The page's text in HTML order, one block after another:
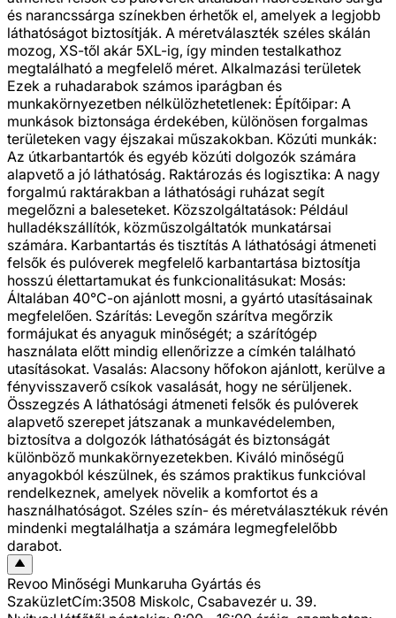
és narancssárga színekben érhetők el, amelyek a legjobb
láthatóságot biztosítják. A méretválaszték széles skálán
mozog, XS-től akár 5XL-ig, így minden testalkathoz
megtalálható a megfelelő méret. Alkalmazási területek
Ezek a ruhadarabok számos iparágban és
munkakörnyezetben nélkülözhetetlenek: Építőipar: A
munkások biztonsága érdekében, különösen forgalmas
területeken vagy éjszakai műszakokban. Közúti munkák:
Az útkarbantartók és egyéb közúti dolgozók számára
alapvető a jó láthatóság. Raktározás és logisztika: A nagy
forgalmú raktárakban a láthatósági ruházat segít
megelőzni a baleseteket. Közszolgáltatások: Például
hulladékszállítók, közműszolgáltatók munkatársai
számára. Karbantartás és tisztítás A láthatósági átmeneti
felsők és pulóverek megfelelő karbantartása biztosítja
hosszú élettartamukat és funkcionalitásukat: Mosás:
Általában 40°C-on ajánlott mosni, a gyártó utasításainak
megfelelően. Szárítás: Levegőn szárítva megőrzik
formájukat és anyaguk minőségét; a szárítógép
használata előtt mindig ellenőrizze a címkén található
utasításokat. Vasalás: Alacsony hőfokon ajánlott, kerülve a
fényvisszaverő csíkok vasalását, hogy ne sérüljenek.
Összegzés A láthatósági átmeneti felsők és pulóverek
alapvető szerepet játszanak a munkavédelemben,
biztosítva a dolgozók láthatóságát és biztonságát
különböző munkakörnyezetekben. Kiváló minőségű
anyagokból készülnek, és számos praktikus funkcióval
rendelkeznek, amelyek növelik a komfortot és a
használhatóságot. Széles szín- és méretválasztékuk révén
mindenki megtalálhatja a számára legmegfelelőbb
darabot.
Revoo Minőségi Munkaruha Gyártás és
SzaküzletCím:3508 Miskolc, Csabavezér u. 39.